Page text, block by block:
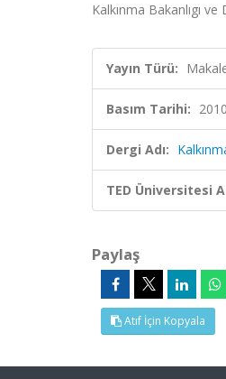
Kalkınma Bakanlıgı
Yayın Türü:
Basım Tarihi: 2010
Dergi Adı:
TED Üniversitesi
Paylaş
Atıf İçin Kopyala